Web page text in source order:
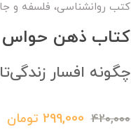
کتب روانشناسی، فلسفه و
کتاب ذهن حواس
چگونه افسار
420,000
299,000 تومان